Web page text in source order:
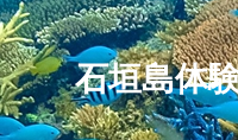
石垣島体